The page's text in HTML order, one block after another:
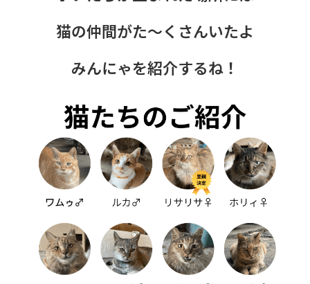
猫の仲間がた〜くさんいたよ
みんにゃを紹介するね！